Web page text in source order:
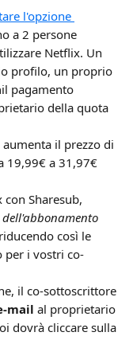
l'opzione
a 2 persone
Netflix. Un
profilo, un proprio
il pagamento
della quota
il prezzo di
19,99€ a 31,97€
Sharesub,
così le
per i vostri co-
il co-sottoscrittore
mail al proprietario
dovrà cliccare sulla